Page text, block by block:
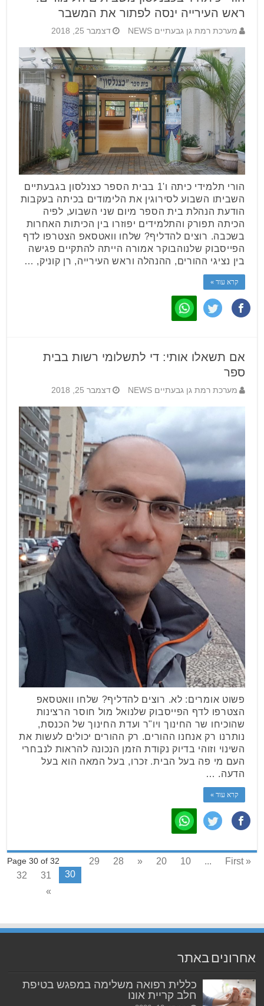
ראש העירייה ינסה לפתור את המשבר
מערכת רמת גן גבעתיים NEWS דצמבר 25, 2018
הורי תלמידי כיתה ו'1 בבית הספר כצנלסון בגבעתיים
השביתו השבוע לסירוגין את הלימודים בכיתה בעקבות
הודעת הנהלת בית הספר מיום שני השבוע, לפיה
הכיתה תפורק והתלמידים יפוזרו בין הכיתות האחרות
בשכבה. רוצים להדליף? שלחו וואטסאפ הצטרפו לדף
הפייסבוק שלנוהבוקר אמורה הייתה להתקיים פגישה
בין נציגי ההורים, ההנהלה וראש העירייה, רן קוניק, …
קרא עוד »
אם תשאלו אותי: די לתשלומי רשות בבית
ספר
מערכת רמת גן גבעתיים NEWS דצמבר 25, 2018
פשוט אומרים: לא. רוצים להדליף? שלחו וואטסאפ
הצטרפו לדף הפייסבוק שלנואל מול חוסר הרצינות
שהוכיחו שר החינוך ויו"ר ועדת החינוך של הכנסת,
נותרנו רק אנחנו ההורים. רק ההורים יכולים לעשות את
השינוי וזוהי בדיוק נקודת הזמן הנכונה להראות לנבחרי
העם מי פה בעל הבית. זכרו, בעל המאה הוא בעל
הדעה. …
קרא עוד »
Page 30 of 32 « First
...
10
20
«
28
29
30
31
32
»
אחרונים באתר
כללית רפואה משלימה במפגש בטיפת
חלב קריית אונו